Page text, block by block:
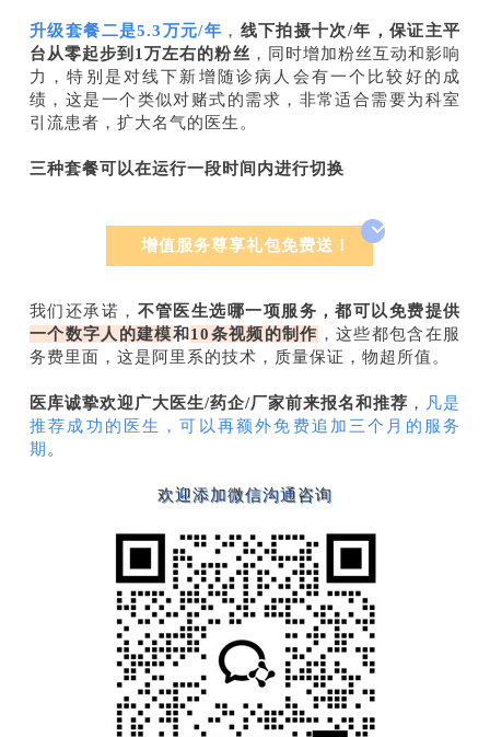
升级套餐二是5.3万元/年 ， 线下拍摄十次/年 ，保证主平
台从零起步到1万左右的粉丝 ，同时增加粉丝互动和影响
力，特别是对线下新增随诊病人会有一个比较好的成
绩，这是一个类似对赌式的需求，非常适合需要为科室
引流患者，扩大名气的医生。
三种套餐可以在运行一段时间内进行切换
增值服务尊享礼包免费送！
我们还承诺， 不管医生选哪一项服务，都可以免费提供
一个数字人的建模和 10条视频的制作 ，这些都包含在服
务费里面，这是阿里系的技术，质量保证，物超所值。
医库诚挚欢迎广大医生/药企/厂家前来报名和推荐 ， 凡是
推荐成功的医生，可以再额外免费追加三个月的服务
期 。
欢迎添加微信沟通咨询